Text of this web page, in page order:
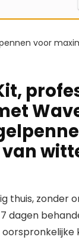
voor
thuis, zonder
dagen